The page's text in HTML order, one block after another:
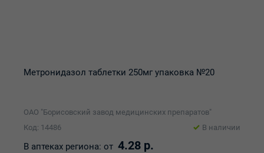
Метронидазол таблетки 250мг упаковка №20
ОАО "Борисовский завод медицинских препаратов"
Код: 14486
В наличии
В аптеках региона: от 4.28 р.